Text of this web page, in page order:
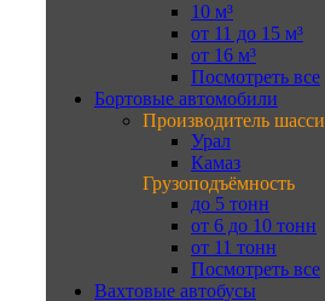
10 м³
от 11 до 15 м³
от 16 м³
Посмотреть все
Бортовые автомобили
Производитель шасси
Урал
Камаз
Грузоподъёмность
до 5 тонн
от 6 до 10 тонн
от 11 тонн
Посмотреть все
Вахтовые автобусы